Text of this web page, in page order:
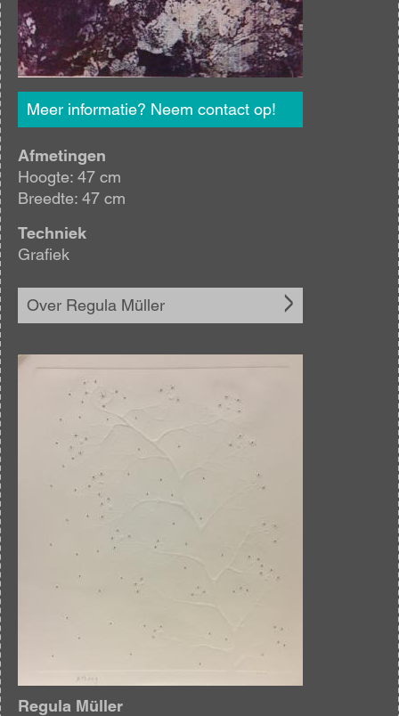
Meer informatie? Neem contact op!
Afmetingen
Hoogte: 47 cm
Breedte: 47 cm
Techniek
Grafiek
Over Regula Müller
Afbeelding
Regula Müller